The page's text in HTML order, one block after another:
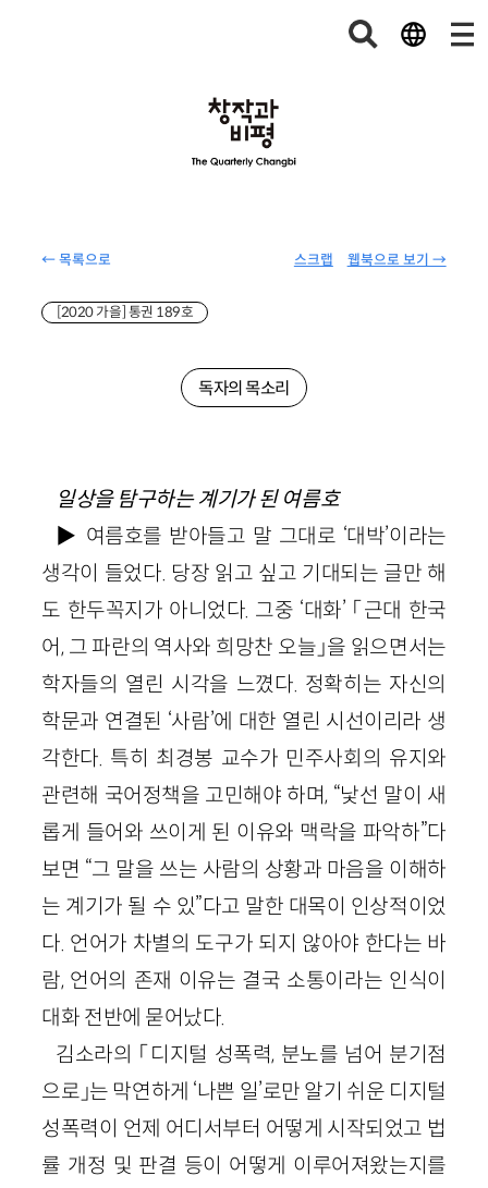
← 목록으로 웹북으로 보기 →
스크랩
[2020 가을] 통권 189호
독자의 목소리
일상을 탐구하는 계기가 된 여름호
▶ 여름호를 받아들고 말 그대로 ‘대박’이라는
생각이 들었다. 당장 읽고 싶고 기대되는 글만 해
도 한두꼭지가 아니었다. 그중 ‘대화’ 「근대 한국
어, 그 파란의 역사와 희망찬 오늘」을 읽으면서는
학자들의 열린 시각을 느꼈다. 정확히는 자신의
학문과 연결된 ‘사람’에 대한 열린 시선이리라 생
각한다. 특히 최경봉 교수가 민주사회의 유지와
관련해 국어정책을 고민해야 하며, “낯선 말이 새
롭게 들어와 쓰이게 된 이유와 맥락을 파악하”다
보면 “그 말을 쓰는 사람의 상황과 마음을 이해하
는 계기가 될 수 있”다고 말한 대목이 인상적이었
다. 언어가 차별의 도구가 되지 않아야 한다는 바
람, 언어의 존재 이유는 결국 소통이라는 인식이
대화 전반에 묻어났다.
김소라의 「디지털 성폭력, 분노를 넘어 분기점
으로」는 막연하게 ‘나쁜 일’로만 알기 쉬운 디지털
성폭력이 언제 어디서부터 어떻게 시작되었고 법
률 개정 및 판결 등이 어떻게 이루어져왔는지를